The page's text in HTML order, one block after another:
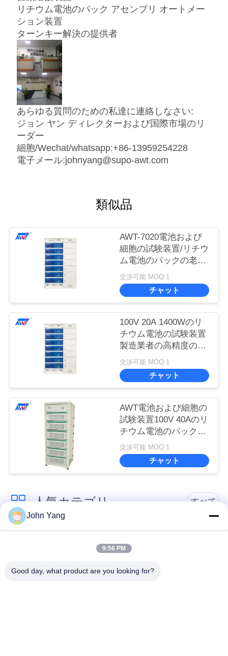
リチウム電池のパック アセンブリ オートメー
ション装置
ターンキー解決の提供者
あらゆる質問のための私達に連絡しなさい:
ジョン ヤン ディレクターおよび国際市場のリ
ーダー
細胞/Wechat/whatsapp:+86-13959254228
電子メール:johnyang@supo-awt.com
類似品
AWT-7020電池および
細胞の試験装置/リチウ
ム電池のパックの老化
機械100V 20A
交渉可能 MOQ:1
チャット
100V 20A 1400Wのリ
チウム電池の試験装置
製造業者の高精度の口
径測定
交渉可能 MOQ:1
チャット
AWT電池および細胞の
試験装置100V 40Aのリ
チウム電池のパックの
老化機械
交渉可能 MOQ:1
チャット
人気カテゴリ すべて
接工
John Yang
9:56 PM
Good day, what product are you looking for?